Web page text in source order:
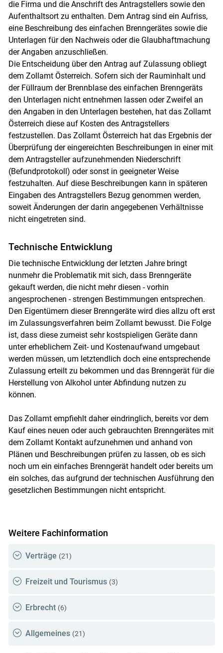
die Firma und die Anschrift des Antragstellers sowie den
Aufenthaltsort zu enthalten. Dem Antrag sind ein Aufriss,
eine Beschreibung des einfachen Brenngerätes sowie die
Unterlagen für den Nachweis oder die Glaubhaftmachung
der Angaben anzuschließen.
Die Entscheidung über den Antrag auf Zulassung obliegt
dem Zollamt Österreich. Sofern sich der Rauminhalt und
der Füllraum der Brennblase des einfachen Brenngeräts
den Unterlagen nicht entnehmen lassen oder Zweifel an
den Angaben in den Unterlagen bestehen, hat das Zollamt
Österreich diese auf Kosten des Antragstellers
festzustellen. Das Zollamt Österreich hat das Ergebnis der
Überprüfung der eingereichten Beschreibungen in einer mit
dem Antragsteller aufzunehmenden Niederschrift
(Befundprotokoll) oder sonst in geeigneter Weise
festzuhalten. Auf diese Beschreibungen kann in späteren
Eingaben des Antragstellers Bezug genommen werden,
soweit Änderungen der darin angegebenen Verhältnisse
nicht eingetreten sind.
Technische Entwicklung
Die technische Entwicklung der letzten Jahre bringt
nunmehr die Problematik mit sich, dass Brenngeräte
gekauft werden, die nicht mehr diesen - vorhin
angesprochenen - strengen Bestimmungen entsprechen.
Den Eigentümern dieser Brenngeräte wird dies allzu oft erst
im Zulassungsverfahren beim Zollamt bewusst. Die Folge
ist, dass diese zumeist sehr kostspieligen Geräte dann
unter erheblichem Zeit- und Kostenaufwand umgebaut
werden müssen, um letztendlich doch eine entsprechende
Zulassung erteilt zu bekommen und das Brenngerät für die
Herstellung von Alkohol unter Abfindung nutzen zu
können.
Das Zollamt empfiehlt daher eindringlich, bereits vor dem
Kauf eines neuen oder auch gebrauchten Brenngerätes mit
dem Zollamt Kontakt aufzunehmen und anhand von
Plänen und Beschreibungen prüfen zu lassen, ob es sich
noch um ein einfaches Brenngerät handelt oder bereits um
ein solches, das aufgrund der technischen Ausführung den
gesetzlichen Bestimmungen nicht entspricht.
Weitere Fachinformation
Verträge (21)
Freizeit und Tourismus (3)
Erbrecht (6)
Allgemeines (21)